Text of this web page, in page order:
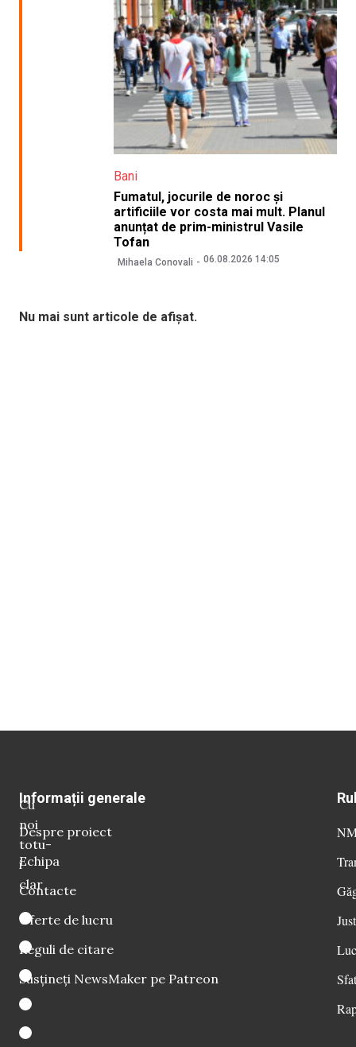
Bani
Fumatul, jocurile de noroc și
artificiile vor costa mai mult. Planul
anunțat de prim-ministrul Vasile
Tofan
Mihaela Conovali 06.08.2026 14:05
Nu mai sunt articole de afișat.
Cu
noi
totu-
i
clar
Informații generale
Despre proiect
Echipa
Contacte
Oferte de lucru
Reguli de citare
Susțineți NewsMaker pe Patreon